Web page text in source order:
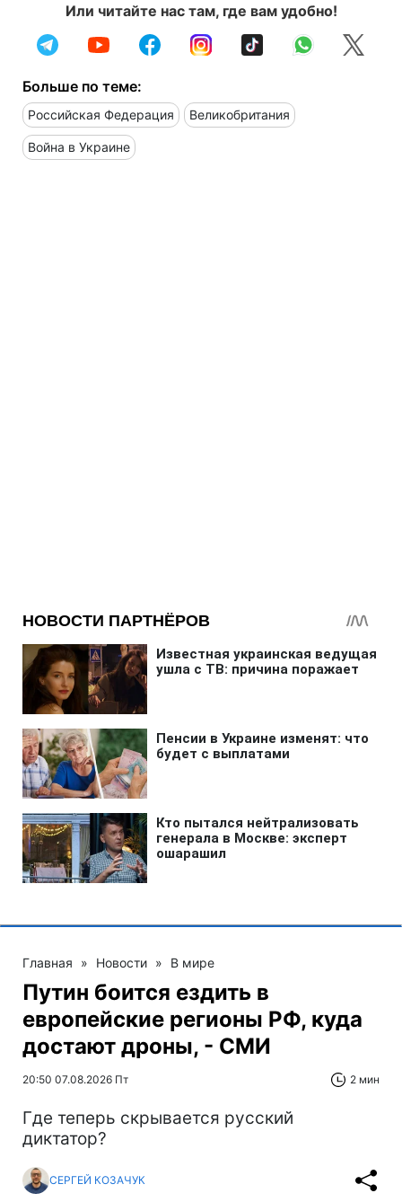
Или читайте нас там, где вам удобно!
Больше по теме:
Российская Федерация Великобритания
Война в Украине
Главная » Новости » В мире
Путин боится ездить в
европейские регионы РФ, куда
достают дроны, - СМИ
20:50 07.08.2026 Пт 2 мин
Где теперь скрывается русский
диктатор?
СЕРГЕЙ КОЗАЧУК